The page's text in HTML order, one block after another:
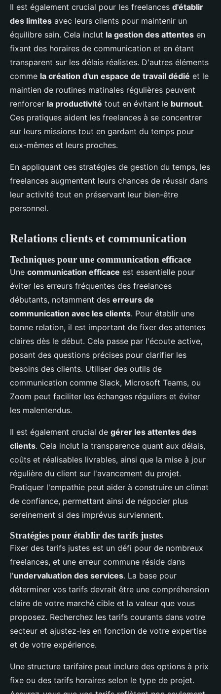
Il est également crucial pour les freelances d'établir
des limites avec leurs clients pour maintenir un
équilibre sain. Cela inclut la gestion des attentes en
fixant des horaires de communication et en étant
transparent sur les délais réalistes. D'autres éléments
comme la création d'un espace de travail dédié et le
maintien de routines matinales régulières peuvent
renforcer la productivité tout en évitant le burnout.
Ces pratiques aident les freelances à se concentrer
sur leurs missions tout en gardant du temps pour
eux-mêmes et leurs proches.
En appliquant ces stratégies de gestion du temps, les
freelances augmentent leurs chances de réussir dans
leur activité tout en préservant leur bien-être
personnel.
Relations clients et communication
Techniques pour une communication efficace
Une communication efficace est essentielle pour
éviter les erreurs fréquentes des freelances
débutants, notamment des erreurs de
communication avec les clients. Pour établir une
bonne relation, il est important de fixer des attentes
claires dès le début. Cela passe par l'écoute active,
posant des questions précises pour clarifier les
besoins des clients. Utiliser des outils de
communication comme Slack, Microsoft Teams, ou
Zoom peut faciliter les échanges réguliers et éviter
les malentendus.
Il est également crucial de gérer les attentes des
clients. Cela inclut la transparence quant aux délais,
coûts et réalisables livrables, ainsi que la mise à jour
régulière du client sur l'avancement du projet.
Pratiquer l'empathie peut aider à construire un climat
de confiance, permettant ainsi de négocier plus
sereinement si des imprévus surviennent.
Stratégies pour établir des tarifs justes
Fixer des tarifs justes est un défi pour de nombreux
freelances, et une erreur commune réside dans
l'undervaluation des services. La base pour
déterminer vos tarifs devrait être une compréhension
claire de votre marché cible et la valeur que vous
proposez. Recherchez les tarifs courants dans votre
secteur et ajustez-les en fonction de votre expertise
et de votre expérience.
Une structure tarifaire peut inclure des options à prix
fixe ou des tarifs horaires selon le type de projet.